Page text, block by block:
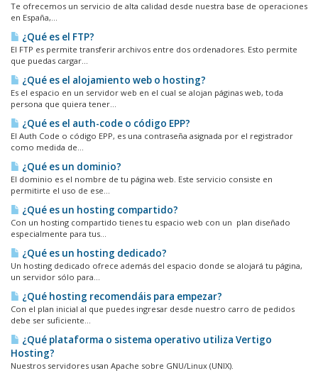
Te ofrecemos un servicio de alta calidad desde nuestra base de operaciones
en España,...
¿Qué es el FTP?
El FTP es permite transferir archivos entre dos ordenadores. Esto permite
que puedas cargar...
¿Qué es el alojamiento web o hosting?
Es el espacio en un servidor web en el cual se alojan páginas web, toda
persona que quiera tener...
¿Qué es el auth-code o código EPP?
El Auth Code o código EPP, es una contraseña asignada por el registrador
como medida de...
¿Qué es un dominio?
El dominio es el nombre de tu página web. Este servicio consiste en
permitirte el uso de ese...
¿Qué es un hosting compartido?
Con un hosting compartido tienes tu espacio web con un plan diseñado
especialmente para tus...
¿Qué es un hosting dedicado?
Un hosting dedicado ofrece además del espacio donde se alojará tu página,
un servidor sólo para...
¿Qué hosting recomendáis para empezar?
Con el plan inicial al que puedes ingresar desde nuestro carro de pedidos
debe ser suficiente...
¿Qué plataforma o sistema operativo utiliza Vertigo
Hosting?
Nuestros servidores usan Apache sobre GNU/Linux (UNIX).